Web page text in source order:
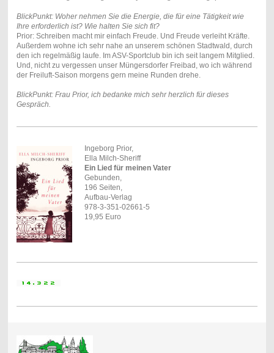
BlickPunkt: Woher nehmen Sie die Energie, die für eine Tätigkeit wie
Ihre erforderlich ist? Wie halten Sie sich fit?
Prior: Schreiben macht mir einfach Freude. Und Freude verleiht Kräfte.
Außerdem wohne ich sehr nahe an unserem schönen Stadtwald, durch
den ich regelmäßig laufe. Im ASV-Sportclub bin ich seit langem Mitglied.
Und, nicht zu vergessen unser Müngersdorfer Freibad, wo ich während
der Freiluft-Saison morgens gern meine Runden drehe.
BlickPunkt: Frau Prior, ich bedanke mich sehr herzlich für dieses
Gespräch.
Ingeborg Prior,
Ella Milch-Sheriff
Ein Lied für meinen Vater
Gebunden,
196 Seiten,
Aufbau-Verlag
978-3-351-02661-5
19,95 Euro